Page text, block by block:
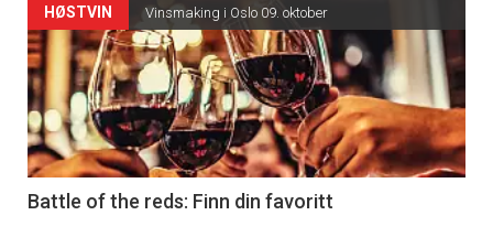
HØSTVIN Vinsmaking i Oslo 09. oktober
Battle of the reds: Finn din favoritt